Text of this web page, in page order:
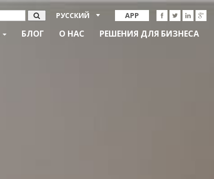
APP
РУССКИЙ
БЛОГ О НАС РЕШЕНИЯ ДЛЯ БИЗНЕСА